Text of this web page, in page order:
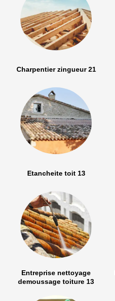
Charpentier zingueur 21
Etancheite toit 13
Entreprise nettoyage
demoussage toiture 13